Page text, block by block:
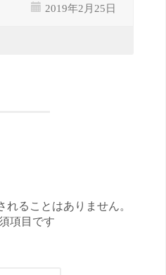
2019年2月25日
れることはありません。
項目です